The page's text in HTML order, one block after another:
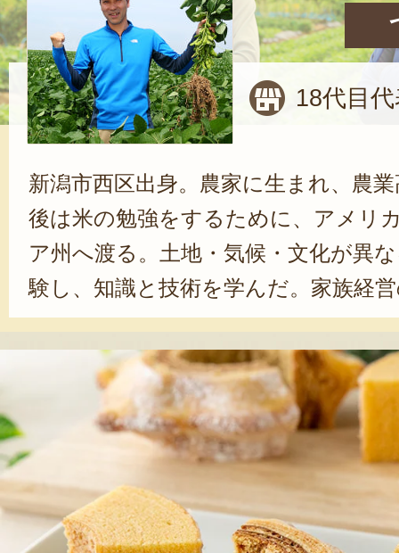
18代目
新潟市西区出身。農家に生まれ、農
後は米の勉強をするために、アメリ
ア州へ渡る。土地・気候・文化が異
験し、知識と技術を学んだ。家族経
ビジネスとして行われているアメリ
＝きつい」というそれまでの価値観
になったと語る。帰国後は父親の後
18代目代表に就任。毎年畑ごとに土
を行うことで、より美味しい農作物
る。今後は農家としてだけでなく、
拡大や雇用の創出にも注力し、更な